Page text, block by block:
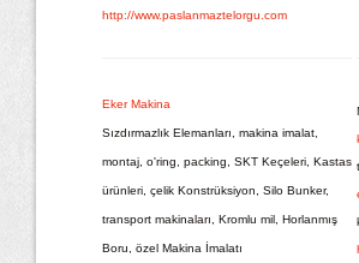
http://www.paslanmaztelorgu.com
Eker Makina
Sızdırmazlık Elemanları, makina imalat,
montaj, o'ring, packing, SKT Keçeleri, Kastas
ürünleri, çelik Konstrüksiyon, Silo Bunker,
transport makinaları, Kromlu mil, Horlanmış
Boru, özel Makina İmalatı